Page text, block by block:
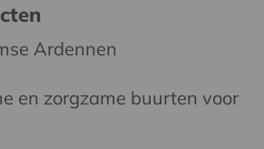
Ardennen
en zorgzame buurten voor